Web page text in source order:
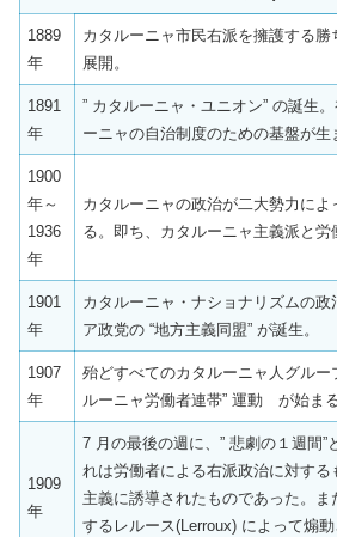
1889
年
カタルーニャ市民右派を擁護する
展開。
1891
年
” カタルーニャ・ユニオン” の誕生
ーニャの自治制度のための基盤が生
1900
年～
1936
年
カタルーニャの政治が二大勢力に
る。即ち、カタルーニャ主義派と労
1901
年
カタルーニャ・ナショナリズムの政
ア政党の “地方主義同盟” が誕生。
1907
年
殆どすべてのカタルーニャ人グルー
ルーニャ労働者連帯” 運動 が始まる
1909
年
7 月の最後の週に、” 悲劇の１週間”
れは労働者による右派政治に対す
主義に誘導されたものであった。ま
するレルース(Lerroux) によって煽